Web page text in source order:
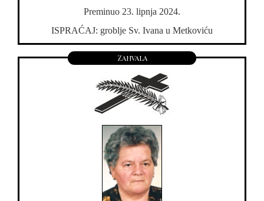
Preminuo 23. lipnja 2024.
ISPRAĆAJ: groblje Sv. Ivana u Metkoviću
Zahvala